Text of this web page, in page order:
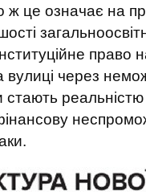
ж це означає на
право
вулиці через
стають